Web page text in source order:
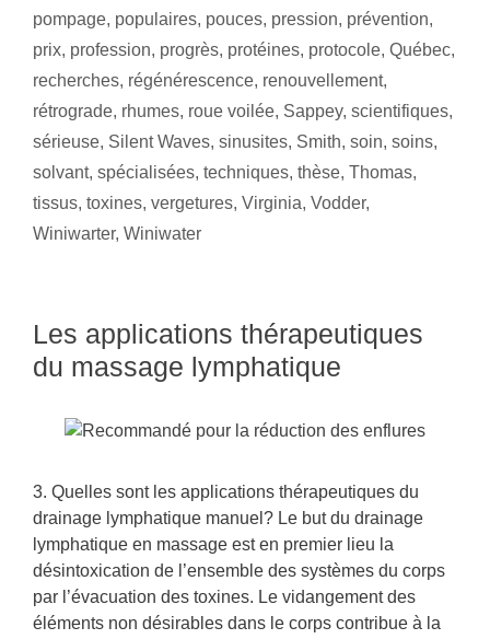
pompage, populaires, pouces, pression, prévention,
prix, profession, progrès, protéines, protocole, Québec,
recherches, régénérescence, renouvellement,
rétrograde, rhumes, roue voilée, Sappey, scientifiques,
sérieuse, Silent Waves, sinusites, Smith, soin, soins,
solvant, spécialisées, techniques, thèse, Thomas,
tissus, toxines, vergetures, Virginia, Vodder,
Winiwarter, Winiwater
Les applications thérapeutiques
du massage lymphatique
3. Quelles sont les applications thérapeutiques du
drainage lymphatique manuel? Le but du drainage
lymphatique en massage est en premier lieu la
désintoxication de l’ensemble des systèmes du corps
par l’évacuation des toxines. Le vidangement des
éléments non désirables dans le corps contribue à la